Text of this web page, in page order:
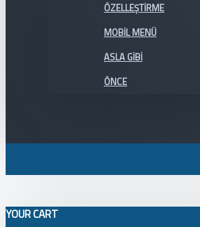
ÖZELLEŞTIRME
MOBIL MENÜ
ASLA GIBI
ÖNCE
YOUR CART